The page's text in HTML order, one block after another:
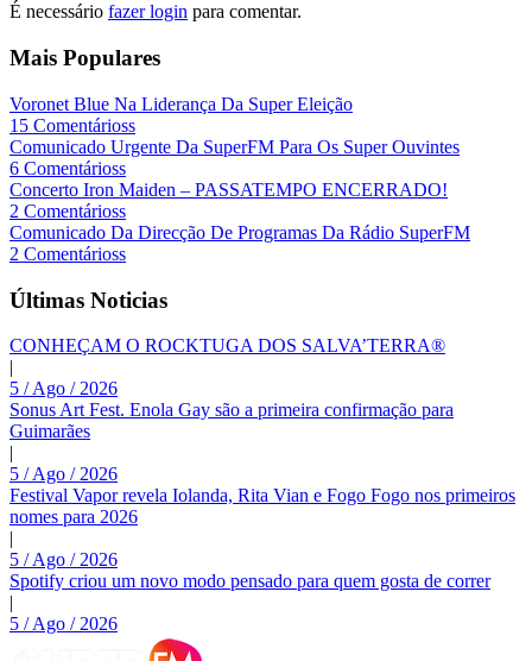
É necessário fazer login para comentar.
Mais Populares
Voronet Blue Na Liderança Da Super Eleição
15 Comentárioss
Comunicado Urgente Da SuperFM Para Os Super Ouvintes
6 Comentárioss
Concerto Iron Maiden – PASSATEMPO ENCERRADO!
2 Comentárioss
Comunicado Da Direcção De Programas Da Rádio SuperFM
2 Comentárioss
Últimas Noticias
CONHEÇAM O ROCKTUGA DOS SALVA’TERRA®
|
5 / Ago / 2026
Sonus Art Fest. Enola Gay são a primeira confirmação para
Guimarães
|
5 / Ago / 2026
Festival Vapor revela Iolanda, Rita Vian e Fogo Fogo nos primeiros
nomes para 2026
|
5 / Ago / 2026
Spotify criou um novo modo pensado para quem gosta de correr
|
5 / Ago / 2026